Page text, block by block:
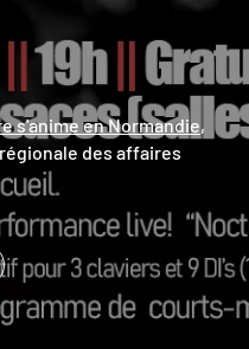
s'anime en Normandie,
des affaires